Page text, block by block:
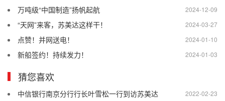
2024-12-09
万吨级“中国制造”扬帆起航
2024-03-27
“天网”来客，苏美达这样干！
2024-01-10
点赞！并网送电！
2024-01-03
新船签约！持续发力！
猜您喜欢
2022-02-23
中信银行南京分行行长叶雪松一行到访苏美达